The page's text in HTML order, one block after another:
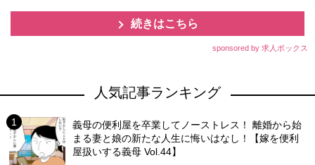
続きはこちら
sponsored by 求人ボックス
人気記事ランキング
義母の便利屋を卒業してノーストレス！ 離婚から始
まる妻と娘の新たな人生に悔いはなし！【嫁を便利
屋扱いする義母 Vol.44】